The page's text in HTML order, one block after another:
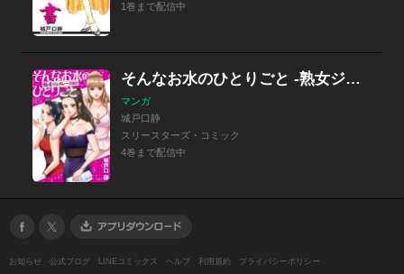
1巻まで配信中
そんなお水のひとりごと -熟女ジェネレーション-
マンガ
城戸口静
スリースターズ・コミック
4巻まで配信中
お知らせ 公式ブログ LINEコミックス ヘルプ 利用規約 プライバシーポリシー